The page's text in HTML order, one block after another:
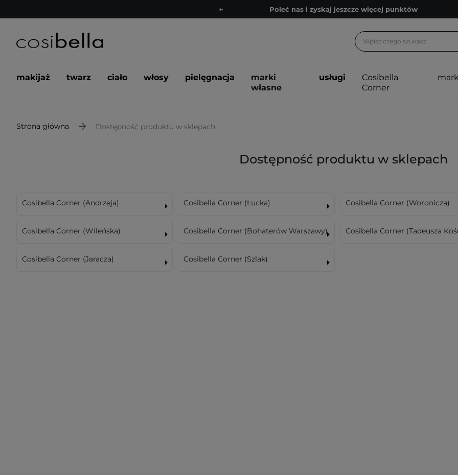
Poleć nas i zyskaj jeszcze więcej punktów
Bezpłatne konsultacje kosmetologiczne
Poleć nas i zyskaj jeszcze więcej punktów
makijaż twarz ciało włosy pielęgnacja
marki
własne
usługi
Cosibella
Corner
Strona główna Dostępność produktu w sklepach
Dostępność produktu w sklepach
Cosibella Corner (Andrzeja) Cosibella Corner (Łucka) Cosibella Corner (Woronicza)
Cosibella Corner (Wileńska) Cosibella Corner (Bohaterów Warszawy) Cosibella Corner (Tadeusza
Cosibella Corner (Jaracza) Cosibella Corner (Szlak)